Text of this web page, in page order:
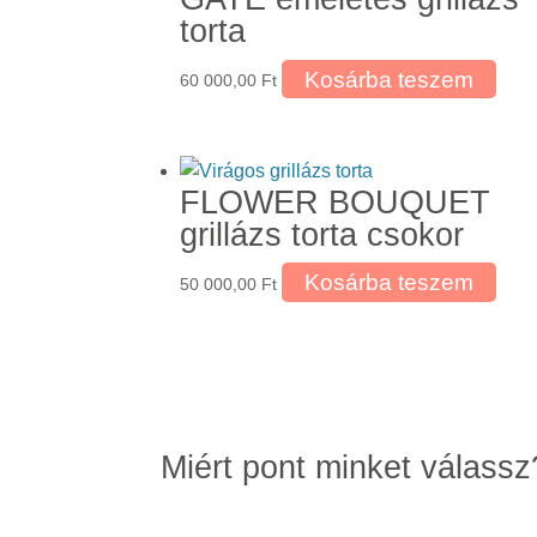
torta
60 000,00 Ft Kosárba teszem
FLOWER BOUQUET
grillázs torta csokor
50 000,00 Ft Kosárba teszem
Miért pont minket